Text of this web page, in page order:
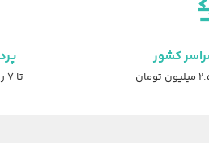
کشور
تا ۷ روز ضمانت تعویض کالا